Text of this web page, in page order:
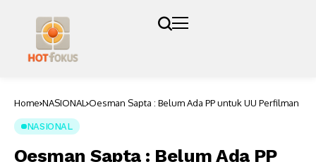
Home NASIONAL Oesman Sapta : Belum Ada PP untuk UU Perfilman
NASIONAL
Oesman Sapta : Belum Ada PP